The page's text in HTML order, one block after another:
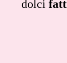
dolci